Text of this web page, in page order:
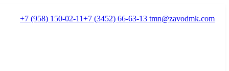
+7 (958) 150-02-11+7 (3452) 66-63-13 tmn@zavodmk.com